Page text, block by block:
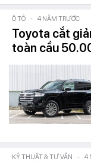
Ô TÔ - 4 NĂM TRƯỚC
Toyota cắt
toàn cầu
KỸ THUẬT & TƯ VẤN - 4